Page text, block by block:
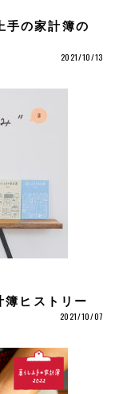
手の家計簿の
2021/10/13
ヒストリー
2021/10/07